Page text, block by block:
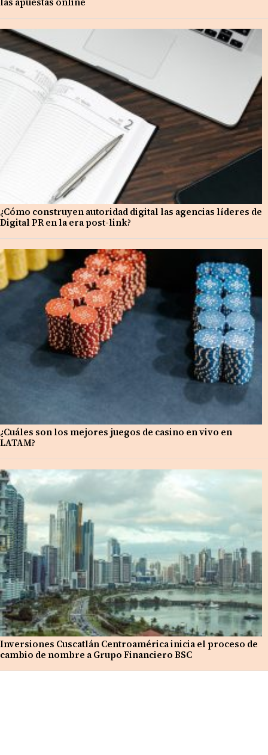
¿Cómo construyen autoridad digital las agencias líderes de
Digital PR en la era post-link?
¿Cuáles son los mejores juegos de casino en vivo en
LATAM?
Inversiones Cuscatlán Centroamérica inicia el proceso de
cambio de nombre a Grupo Financiero BSC